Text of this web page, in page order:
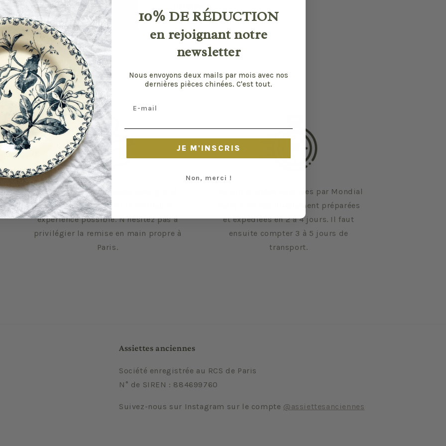
Vos envois sont préparés avec grand
soin pour vous offrir la meilleure
expérience possible. N'hésitez pas à
privilégier la remise en main propre à
Paris.
Les commandes envoyées par Mondial
Relay sont habituellement préparées
et expédiées en 2 à 4 jours. Il faut
ensuite compter 3 à 5 jours de
transport.
Assiettes anciennes
Société enregistrée au RCS de Paris
N° de SIREN : 884699760
Suivez-nous sur Instagram sur le compte @assiettesanciennes
10% DE RÉDUCTION
en rejoignant notre
newsletter
Nous envoyons deux mails par mois avec nos
dernières pièces chinées. C'est tout.
JE M'INSCRIS
Non, merci !